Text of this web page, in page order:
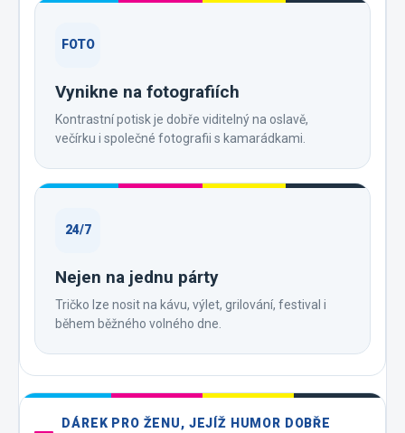
FOTO
Vynikne na fotografiích
Kontrastní potisk je dobře viditelný na oslavě,
večírku i společné fotografii s kamarádkami.
24/7
Nejen na jednu párty
Tričko lze nosit na kávu, výlet, grilování, festival i
během běžného volného dne.
DÁREK PRO ŽENU, JEJÍŽ HUMOR DOBŘE